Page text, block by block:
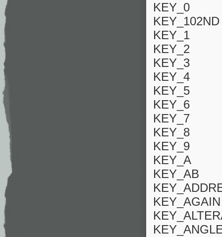
KEY_0
KEY_102ND
KEY_1
KEY_2
KEY_3
KEY_4
KEY_5
KEY_6
KEY_7
KEY_8
KEY_9
KEY_A
KEY_AB
KEY_AGAIN